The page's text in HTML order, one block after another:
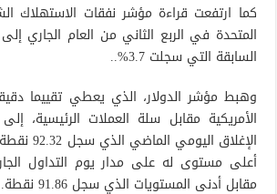
كما ارتفعت قراءة مؤشر نفقات الاستهلاك
السابقة التي سجلت 3.7%..
وهبط مؤشر الدولار، الذي يعطي تقييما
الإغلاق
مقابل أدنى المستويات الذي سجل 91.86 نقطة.